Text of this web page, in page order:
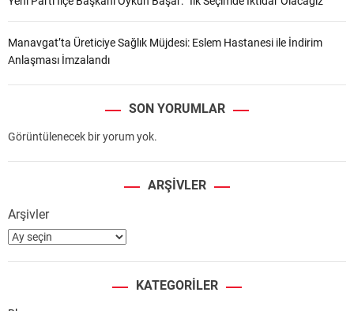
Manavgat’ta Üreticiye Sağlık Müjdesi: Eslem Hastanesi ile İndirim
Anlaşması İmzalandı
SON YORUMLAR
Görüntülenecek bir yorum yok.
ARŞIVLER
Arşivler
KATEGORILER